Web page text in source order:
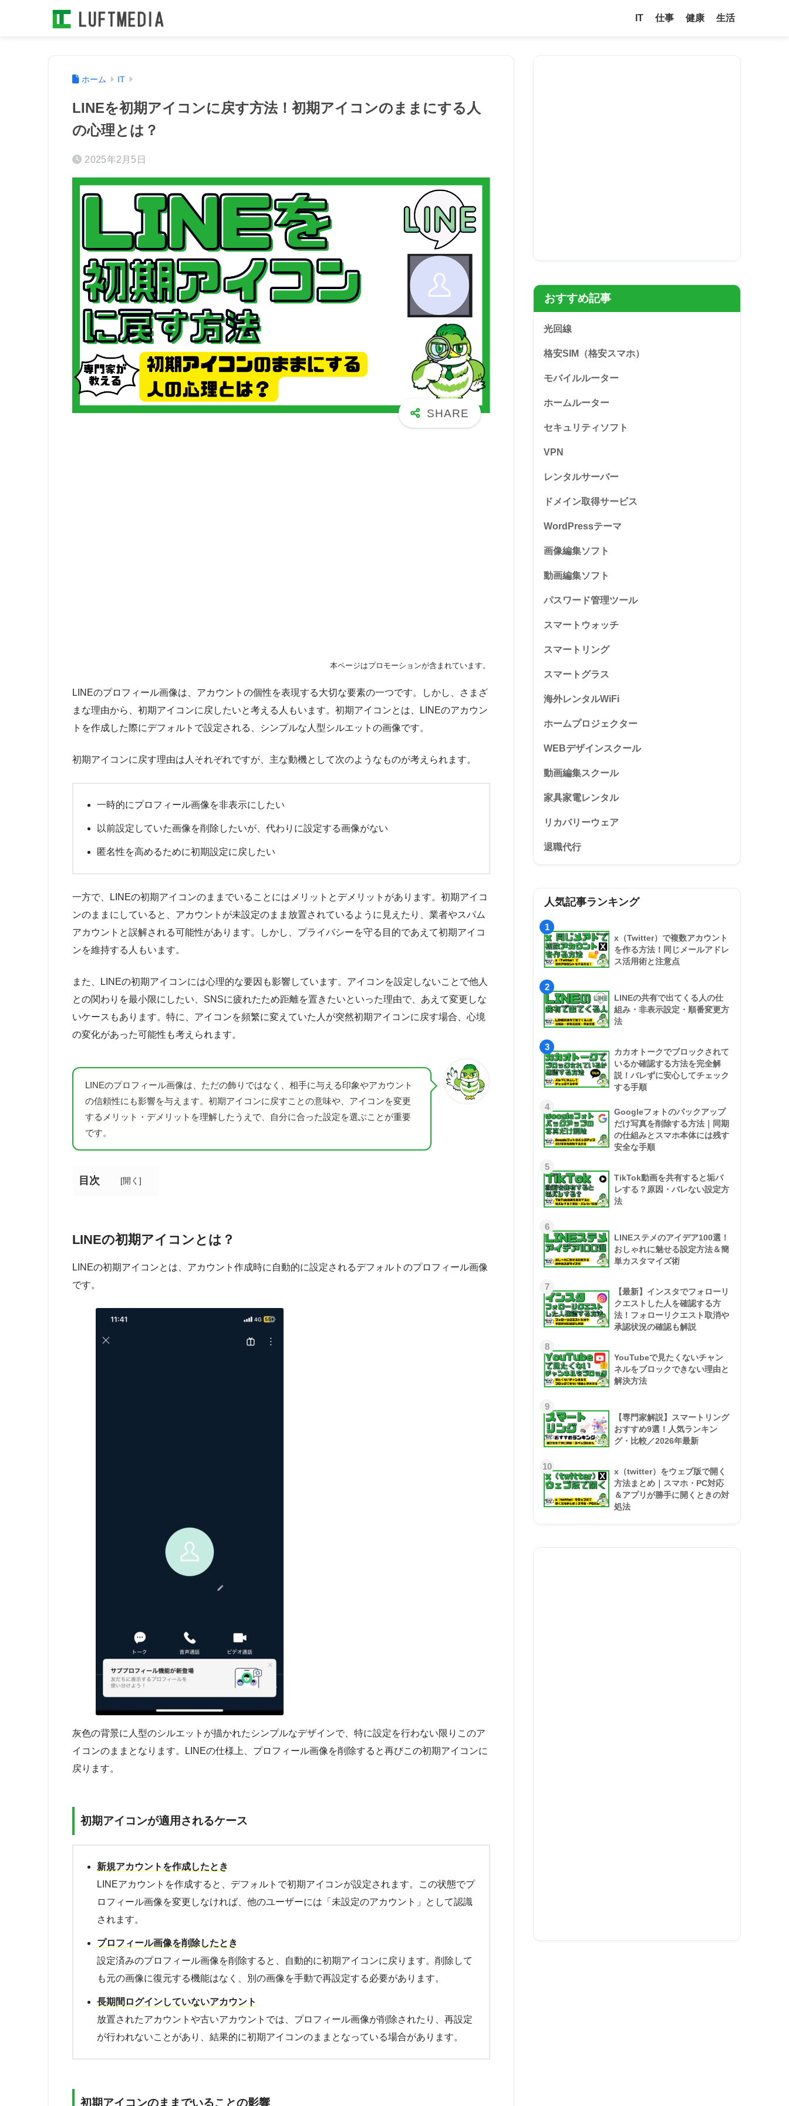
IT 仕事 健康 生活
ホーム IT
LINEを初期アイコンに戻す方法！初期アイコンのままにする人
の心理とは？
2025年2月5日
本ページはプロモーションが含まれています。
LINEのプロフィール画像は、アカウントの個性を表現する大切な要素の一つです。しかし、さまざ
まな理由から、初期アイコンに戻したいと考える人もいます。初期アイコンとは、LINEのアカウン
トを作成した際にデフォルトで設定される、シンプルな人型シルエットの画像です。
初期アイコンに戻す理由は人それぞれですが、主な動機として次のようなものが考えられます。
一時的にプロフィール画像を非表示にしたい
以前設定していた画像を削除したいが、代わりに設定する画像がない
匿名性を高めるために初期設定に戻したい
一方で、LINEの初期アイコンのままでいることにはメリットとデメリットがあります。初期アイコ
ンのままにしていると、アカウントが未設定のまま放置されているように見えたり、業者やスパム
アカウントと誤解される可能性があります。しかし、プライバシーを守る目的であえて初期アイコ
ンを維持する人もいます。
また、LINEの初期アイコンには心理的な要因も影響しています。アイコンを設定しないことで他人
との関わりを最小限にしたい、SNSに疲れたため距離を置きたいといった理由で、あえて変更しな
いケースもあります。特に、アイコンを頻繁に変えていた人が突然初期アイコンに戻す場合、心境
の変化があった可能性も考えられます。
LINEのプロフィール画像は、ただの飾りではなく、相手に与える印象やアカウント
の信頼性にも影響を与えます。初期アイコンに戻すことの意味や、アイコンを変更
するメリット・デメリットを理解したうえで、自分に合った設定を選ぶことが重要
です。
目次 [開く ]
LINEの初期アイコンとは？
LINEの初期アイコンとは、アカウント作成時に自動的に設定されるデフォルトのプロフィール画像
です。
灰色の背景に人型のシルエットが描かれたシンプルなデザインで、特に設定を行わない限りこのア
イコンのままとなります。LINEの仕様上、プロフィール画像を削除すると再びこの初期アイコンに
戻ります。
初期アイコンが適用されるケース
新規アカウントを作成したとき
LINEアカウントを作成すると、デフォルトで初期アイコンが設定されます。この状態でプ
ロフィール画像を変更しなければ、他のユーザーには「未設定のアカウント」として認識
されます。
プロフィール画像を削除したとき
設定済みのプロフィール画像を削除すると、自動的に初期アイコンに戻ります。削除して
も元の画像に復元する機能はなく、別の画像を手動で再設定する必要があります。
長期間ログインしていないアカウント
放置されたアカウントや古いアカウントでは、プロフィール画像が削除されたり、再設定
が行われないことがあり、結果的に初期アイコンのままとなっている場合があります。
初期アイコンのままでいることの影響
おすすめ記事
光回線
格安SIM（格安スマホ）
モバイルルーター
ホームルーター
セキュリティソフト
VPN
レンタルサーバー
ドメイン取得サービス
WordPressテーマ
画像編集ソフト
動画編集ソフト
パスワード管理ツール
スマートウォッチ
スマートリング
スマートグラス
海外レンタルWiFi
ホームプロジェクター
WEBデザインスクール
動画編集スクール
家具家電レンタル
リカバリーウェア
退職代行
人気記事ランキング
1
x（Twitter）で複数アカウント
を作る方法！同じメールアドレ
ス活用術と注意点
2
LINEの共有で出てくる人の仕
組み・非表示設定・順番変更方
法
3
カカオトークでブロックされて
いるか確認する方法を完全解
説！バレずに安心してチェック
する手順
4
Googleフォトのバックアップ
だけ写真を削除する方法｜同期
の仕組みとスマホ本体には残す
安全な手順
5
TikTok動画を共有すると垢バ
レする？原因・バレない設定方
法
6
LINEステメのアイデア100選！
おしゃれに魅せる設定方法＆簡
単カスタマイズ術
7
【最新】インスタでフォローリ
クエストした人を確認する方
法！フォローリクエスト取消や
承認状況の確認も解説
8
YouTubeで見たくないチャン
ネルをブロックできない理由と
解決方法
9
【専門家解説】スマートリング
おすすめ9選！人気ランキン
グ・比較／2026年最新
10
x（twitter）をウェブ版で開く
方法まとめ｜スマホ・PC対応
＆アプリが勝手に開くときの対
処法